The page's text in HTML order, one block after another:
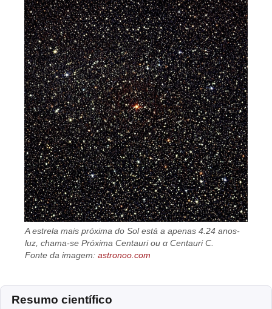
A estrela mais próxima do Sol está a apenas 4.24 anos-
luz, chama-se Próxima Centauri ou α Centauri C.
Fonte da imagem:astronoo.com
Resumo científico